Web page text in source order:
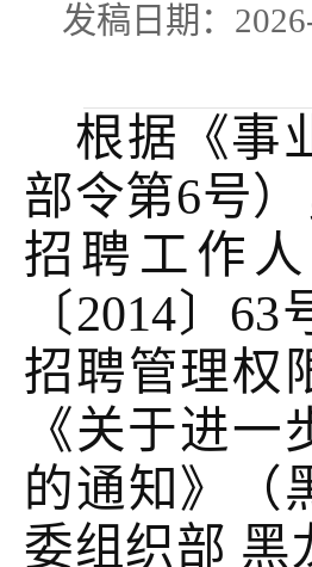
发稿日期：
根据《事
部令第6号
招聘工作
〔2014〕
招聘管理权
《关于进
的通知》（
委组织部 黑